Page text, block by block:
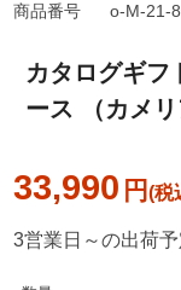
カタログギフ
ース （カメリ
33,990 円
商品番号 o-M-21-
3営業日～の出荷